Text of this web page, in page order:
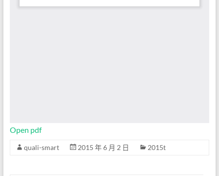
Open pdf
quali-smart 2015 年 6 月 2 日 2015t